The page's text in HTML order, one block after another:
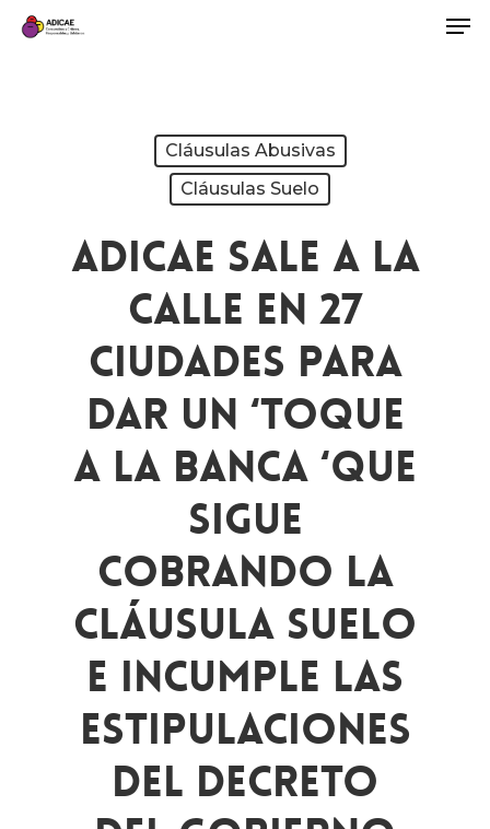
Cláusulas Abusivas
Cláusulas Suelo
ADICAE Sale A La
Calle En 27
Ciudades Para
Dar Un ‘toque
A La Banca ‘que
Sigue
Cobrando La
Cláusula Suelo
E Incumple Las
Estipulaciones
Del Decreto